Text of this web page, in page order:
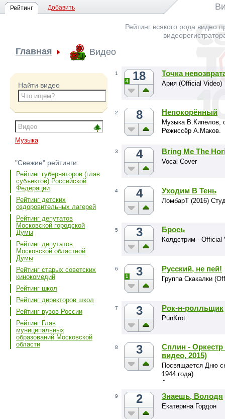
Рейтинг Добавить
Рейтинг всякого рода видео
Главная Видео
Найти видео
Музыка
"Свежие" рейтинги:
Рейтинг губернаторов (глав
субъектов) Российской
Федерации
Рейтинг детских
оздоровительных лагерей
Рейтинг депутатов
Московской городской
Думы
Рейтинг депутатов
Московской областной
Думы
Рейтинг старых советских
кинокомедий
Рейтинг школ
Рейтинг директоров школ
Рейтинг вузов России
Рейтинг Глав
муниципальных
образований Московской
области
1 18
4
Точка
Ария (Official Video)
2 8 Непокорённый
Музыка В.Кипелов,
Режиссёр А.Маков.
3 4 Bring Me The
Vocal Cover
4 4 Уходим В Тень
ЛомбарТ (2016)
5 3 Брось
Колдстрим - Official
6 3
1
Русский, не пей!
Группа Скакалки
7 3 Рок-н-ролльщик
PunKrot
8 3
Сплин - Оркестр
видео, 2015)
Посвящается Дню
1944 года)
Авторское видео
Автор: Александр
9 2 Знаешь, Володя
Екатерина Гордон